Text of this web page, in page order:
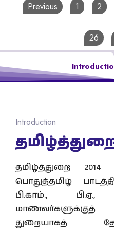
Previous 1 2
26
Introduction
தமிழ்த்துறை
பொதுத்தமிழ்
பி.காம்., பி.ஏ.,
துறையாகத்